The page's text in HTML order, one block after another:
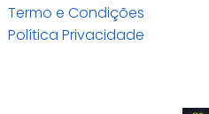
Termo e Condições
Política Privacidade